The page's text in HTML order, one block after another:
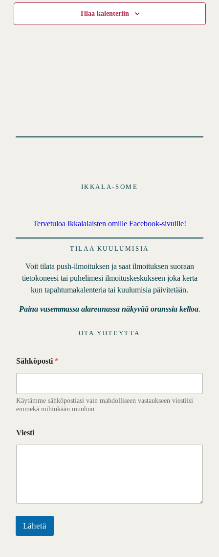
Tilaa kalenteriin
IKKALA-SOME
Tervetuloa Ikkalalaisten omille Facebook-sivuille!
TILAA KUULUMISIA
Voit tilata push-ilmoituksen ja saat ilmoituksen suoraan
tietokoneesi tai puhelimesi ilmoituskeskukseen joka kerta
kun tapahtumakalenteria tai kuulumisia päivitetään.
Paina vasemmassa alareunassa näkyvää oranssia kelloa.
OTA YHTEYTTÄ
Sähköposti *
Käytämme sähköpostiasi vain mahdolliseen vastaukseen viestiisi
emmekä mihinkään muuhun.
Viesti
Lähetä